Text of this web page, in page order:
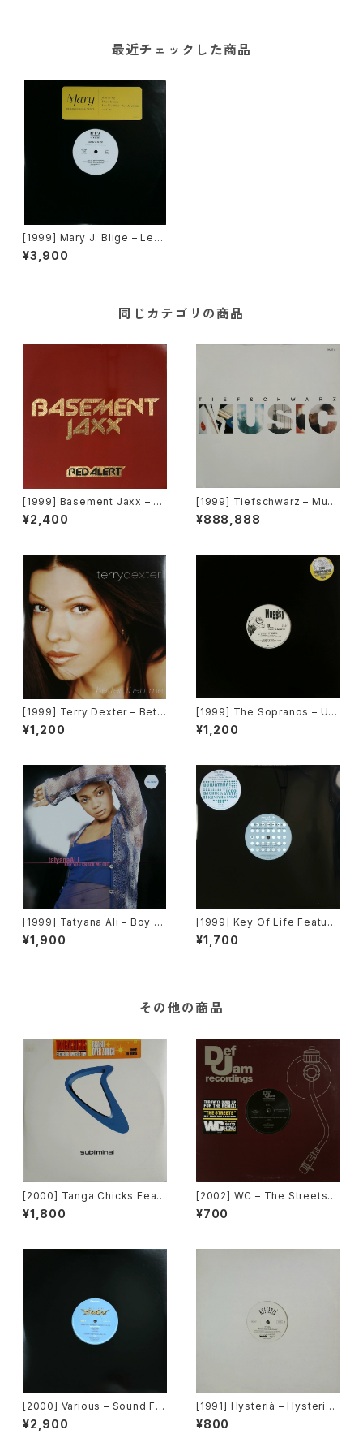
最近チェックした商品
[1999] Mary J. Blige – Let
No Man Put Asunder / Dee
p Inside / As [MCA Record
¥3,900
同じカテゴリの商品
[1999] Basement Jaxx – R
ed Alert [XL Recordings, A
tlantic Jaxx]
¥2,400
[1999] Tiefschwarz – Musi
c (Part 2) [Benztown Recor
ds]
¥888,888
[1999] Terry Dexter – Bett
er Than Me [Warner Bros.
Records][在庫B]
¥1,200
[1999] The Sopranos – Unt
itled [Muggsy Records]
¥1,200
[1999] Tatyana Ali – Boy Y
ou Knock Me Out [Epic]
¥1,900
[1999] Key Of Life Featuri
ng Alison Limerick – This L
ove / Tender Illusion [Vict
¥1,700
その他の商品
[2000] Tanga Chicks Featu
ring Dimitri & Tom – Brasil
Over Zurich [Subliminal][2
¥1,800
[2002] WC – The Streets
(Remix) [Def Jam Recordin
gs][PROMO]
¥700
[2000] Various – Sound Fa
ctory Y&Co. / Back To The
"Disco" 〜私もDiscoへ連れ
¥2,900
[1991] Hysterià – Hysteria
(There's No Reason To Be
Disturbed) [T.A.O.B. Danc
¥800